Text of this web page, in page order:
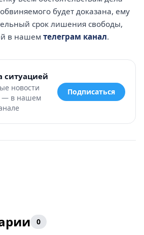
будет доказана, ему
срок лишения свободы,
в нашем телеграм канал.
ситуацией
новости
— в нашем
Подписаться
0